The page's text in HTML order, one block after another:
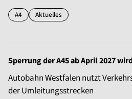
A4 Aktuelles
Sperrung der A45 ab April 2027
Autobahn Westfalen nutzt
der Umleitungsstrecken